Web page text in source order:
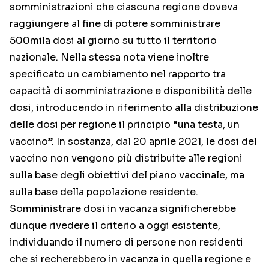
somministrazioni che ciascuna regione doveva
raggiungere al fine di potere somministrare
500mila dosi al giorno su tutto il territorio
nazionale. Nella stessa nota viene inoltre
specificato un cambiamento nel rapporto tra
capacità di somministrazione e disponibilità delle
dosi, introducendo in riferimento alla distribuzione
delle dosi per regione il principio “una testa, un
vaccino”. In sostanza, dal 20 aprile 2021, le dosi del
vaccino non vengono più distribuite alle regioni
sulla base degli obiettivi del piano vaccinale, ma
sulla base della popolazione residente.
Somministrare dosi in vacanza significherebbe
dunque rivedere il criterio a oggi esistente,
individuando il numero di persone non residenti
che si recherebbero in vacanza in quella regione e